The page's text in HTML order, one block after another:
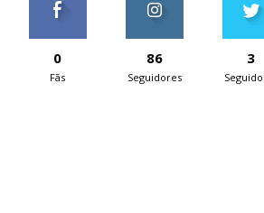
0
Fãs
86
Seguidores
3